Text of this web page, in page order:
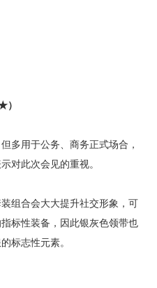
）
多用于公务、商务正式场合，
对此次会见的重视。
组合会大大提升社交形象，可
标性装备，因此银灰色领带也
标志性元素。